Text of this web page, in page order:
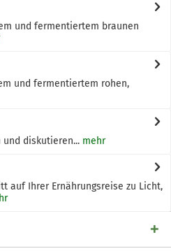
und fermentiertem braunen
und fermentiertem rohen,
und diskutieren... mehr
auf Ihrer Ernährungsreise zu Licht,